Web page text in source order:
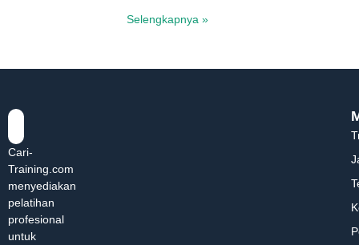
Selengkapnya »
Cari-
Training.com
menyediakan
pelatihan
profesional
untuk